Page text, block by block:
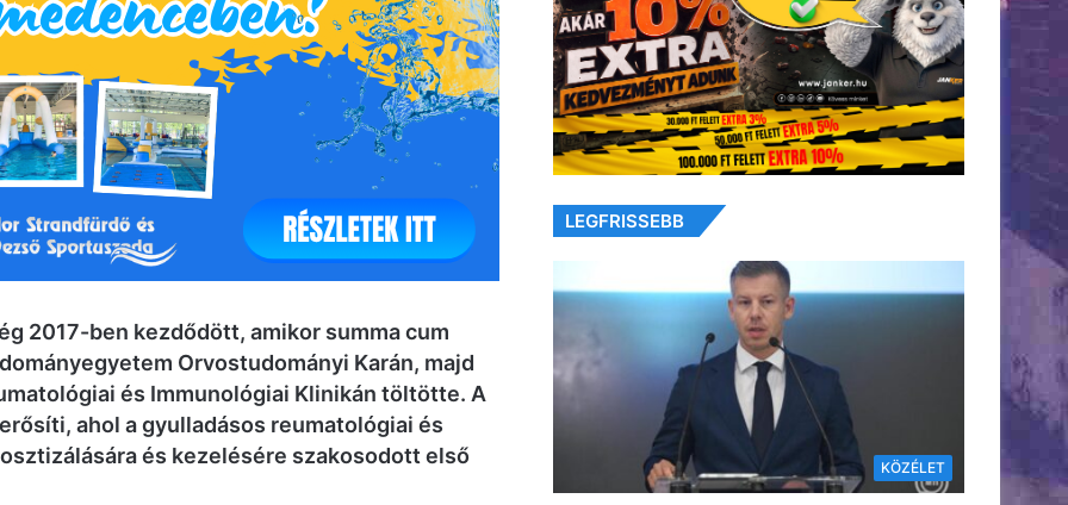
2017-ben kezdődött, amikor summa cum
Orvostudományi Karán, majd
és Immunológiai Klinikán töltötte. A
ahol a gyulladásos reumatológiai és
és kezelésére szakosodott első
LEGFRISSEBB
KÖZÉLET